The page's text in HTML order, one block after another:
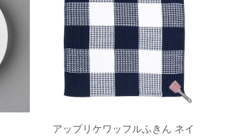
アップリケワッフルふきん ネイ